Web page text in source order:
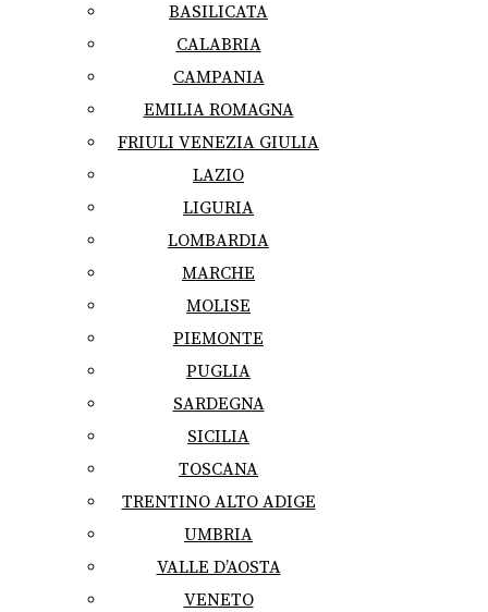
BASILICATA
CALABRIA
CAMPANIA
EMILIA ROMAGNA
FRIULI VENEZIA GIULIA
LAZIO
LIGURIA
LOMBARDIA
MARCHE
MOLISE
PIEMONTE
PUGLIA
SARDEGNA
SICILIA
TOSCANA
TRENTINO ALTO ADIGE
UMBRIA
VALLE D’AOSTA
VENETO